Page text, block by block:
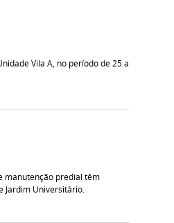
Vila A, no período de 25 a
manutenção predial têm
Jardim Universitário.